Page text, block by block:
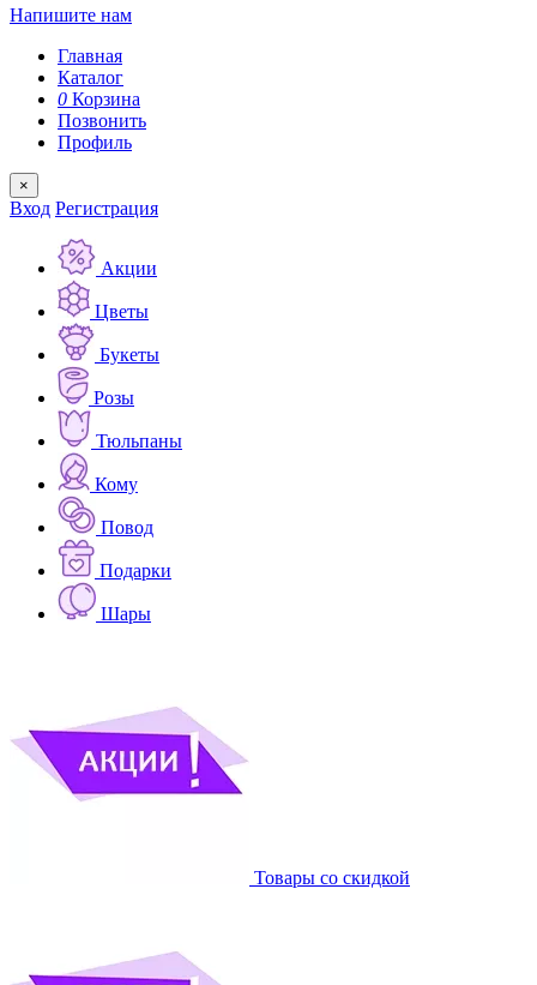
Напишите нам
Главная
Каталог
0 Корзина
Позвонить
Профиль
×
Вход Регистрация
Акции
Цветы
Букеты
Розы
Тюльпаны
Кому
Повод
Подарки
Шары
Товары со скидкой